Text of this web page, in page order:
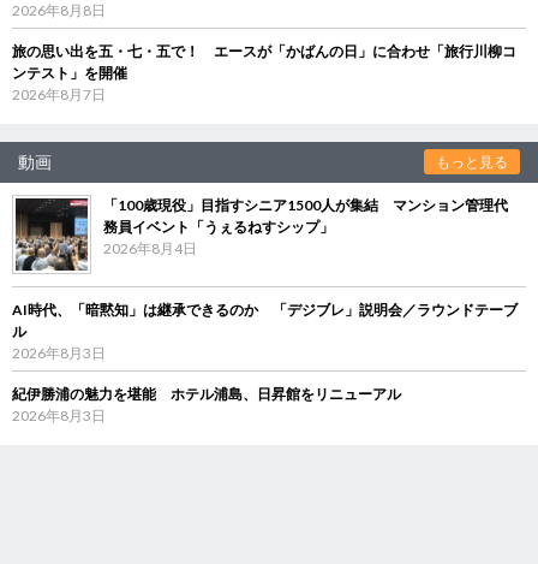
2026年8月8日
旅の思い出を五・七・五で！ エースが「かばんの日」に合わせ「旅行川柳コ
ンテスト」を開催
2026年8月7日
動画 もっと見る
「100歳現役」目指すシニア1500人が集結 マンション管理代
務員イベント「うぇるねすシップ」
2026年8月4日
AI時代、「暗黙知」は継承できるのか 「デジブレ」説明会／ラウンドテーブ
ル
2026年8月3日
紀伊勝浦の魅力を堪能 ホテル浦島、日昇館をリニューアル
2026年8月3日